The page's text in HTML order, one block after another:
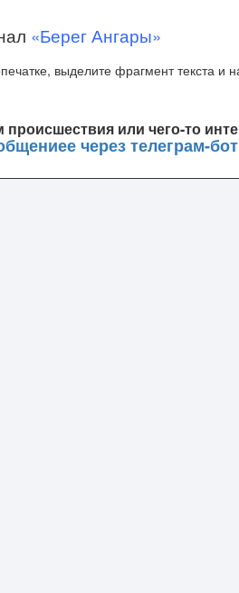
«Берег Ангары»
или чего-то
выделите фрагмент текста и